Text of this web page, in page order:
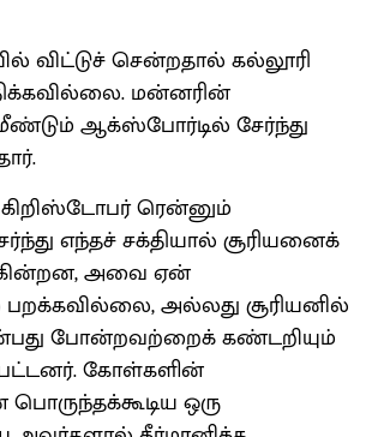
விட்டுச் சென்றதால் கல்லூரி
மன்னரின்
ஆக்ஸ்போர்டில் சேர்ந்து
கிறிஸ்டோபர் ரென்னும்
எந்தச் சக்தியால் சூரியனைக்
அவை ஏன்
அல்லது சூரியனில்
போன்றவற்றைக் கண்டறியும்
கோள்களின்
ஒரு